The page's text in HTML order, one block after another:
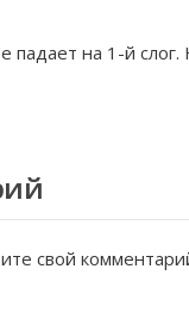
падает на 1-й слог.
свой